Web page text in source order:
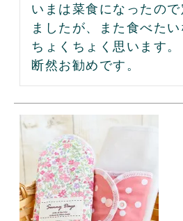
いまは菜食になったの
ましたが、また食べた
ちょくちょく思います。
断然お勧めです。